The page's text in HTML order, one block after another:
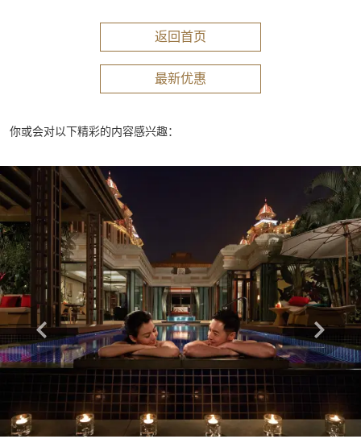
返回首页
最新优惠
你或会对以下精彩的内容感兴趣：
Learn more